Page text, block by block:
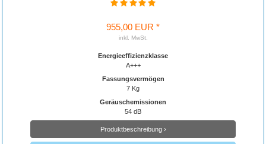
955,00 EUR *
inkl. MwSt.
Energieeffizienzklasse
A+++
Fassungsvermögen
7 Kg
Geräuschemissionen
54 dB
Produktbeschreibung ›